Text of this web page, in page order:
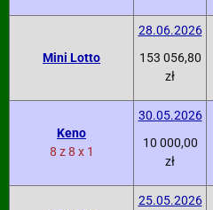
Mini Lotto
28.06.2026
153 056,80
zł
Keno
8 z 8 x 1
30.05.2026
10 000,00
zł
25.05.2026